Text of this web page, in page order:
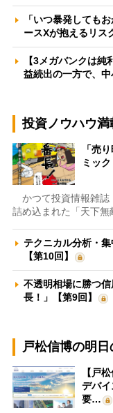
「いつ暴発しても
ースXが抱えるリ
【3メガバンクは
益続出の一方で、
投資ノウハウ満
「売
ミッ
かつて投資情報雑誌
詰め込まれた「天下
テクニカル分析・
【第10回】
不透明相場に勝つ
長！」【第9回】
戸松信博の明日
【戸
デバ
要…